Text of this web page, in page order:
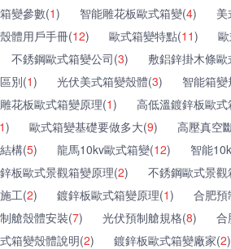
變參數(1) 智能雕花板歐式箱變(4)
體用戶手冊(12) 歐式箱變特點(11)
不銹鋼歐式箱變公司(3)
敷鋁鋅掛木條
別(1) 光伏美式箱變殼體(3)
智能箱
雕花板歐式箱變原理(1)
高低溫鍍鋅板歐
1) 歐式箱變基礎要做多大(9)
高壓真空
構(5) 龍馬10kv歐式箱變(12)
智能
板歐式景觀箱變原理(2)
不銹鋼歐式景
工(2) 鍍鋅板歐式箱變原理(1)
合肥
艙殼體安裝(7) 光伏預制艙規格(8)
合
箱變殼體說明(2) 鍍鋅板歐式箱變廠家(2)